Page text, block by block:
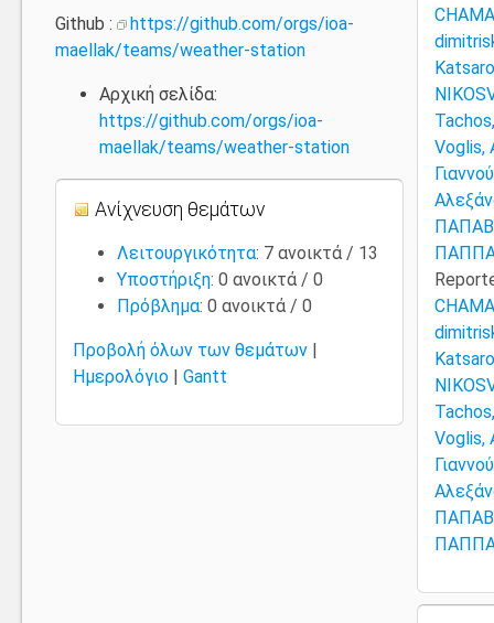
Github :
https://github.com/orgs/ioa-
maellak/teams/weather-station
Αρχική σελίδα:
https://github.com/orgs/ioa-
maellak/teams/weather-station
Ανίχνευση θεμάτων
Λειτουργικότητα: 7 ανοικτά / 13
Υποστήριξη: 0 ανοικτά / 0
Πρόβλημα: 0 ανοικτά / 0
Προβολή όλων των θεμάτων |
Ημερολόγιο | Gantt
Voglis,
Voglis,